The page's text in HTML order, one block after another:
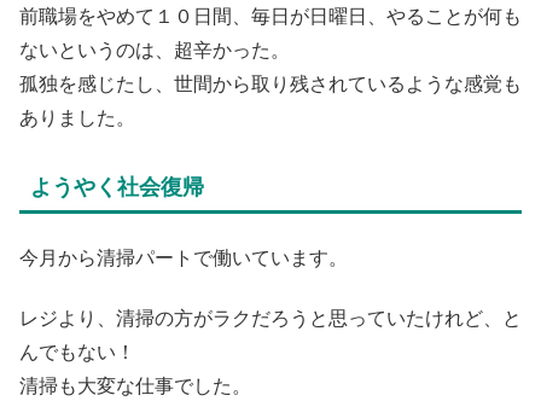
前職場をやめて１０日間、毎日が日曜日、やることが何も
ないというのは、超辛かった。
孤独を感じたし、世間から取り残されているような感覚も
ありました。
ようやく社会復帰
今月から清掃パートで働いています。
レジより、清掃の方がラクだろうと思っていたけれど、と
んでもない！
清掃も大変な仕事でした。